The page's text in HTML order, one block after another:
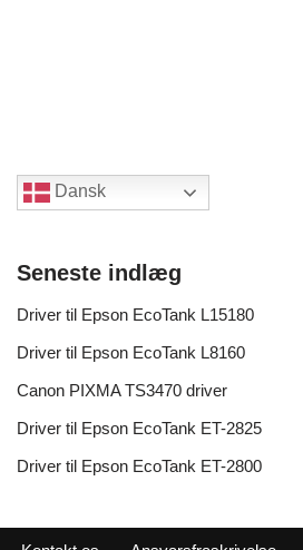
Dansk
Seneste indlæg
Driver til Epson EcoTank L15180
Driver til Epson EcoTank L8160
Canon PIXMA TS3470 driver
Driver til Epson EcoTank ET-2825
Driver til Epson EcoTank ET-2800